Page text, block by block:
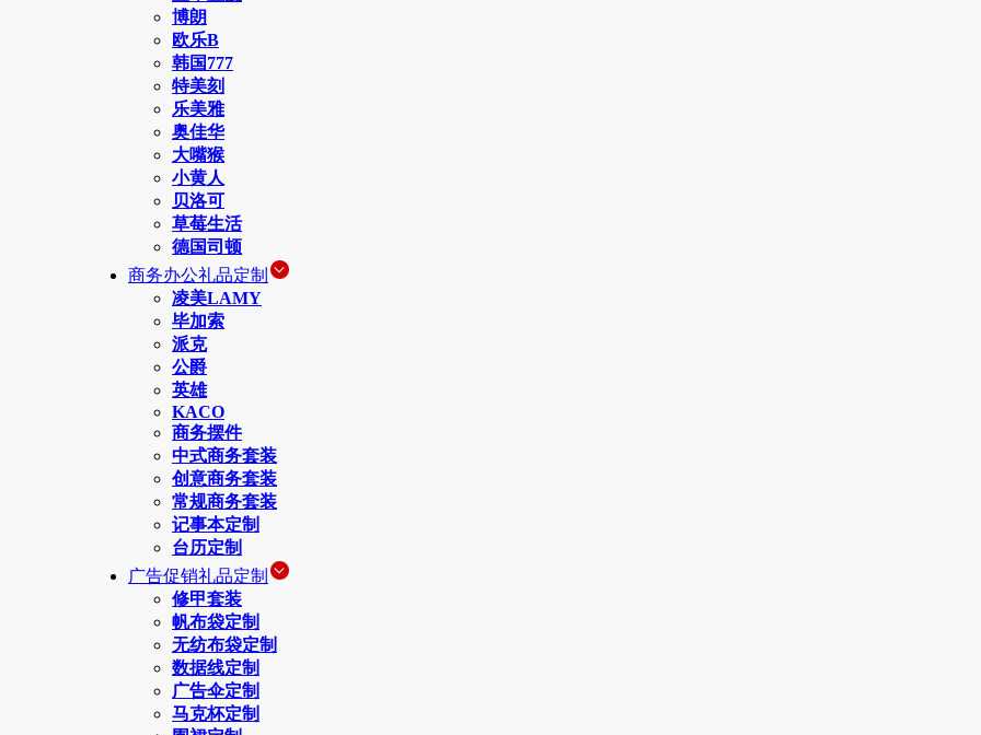
博朗
欧乐B
韩国777
特美刻
乐美雅
奥佳华
大嘴猴
小黄人
贝洛可
草莓生活
德国司顿
商务办公礼品定制
凌美LAMY
毕加索
派克
公爵
英雄
KACO
商务摆件
中式商务套装
创意商务套装
常规商务套装
记事本定制
台历定制
广告促销礼品定制
修甲套装
帆布袋定制
无纺布袋定制
数据线定制
广告伞定制
马克杯定制